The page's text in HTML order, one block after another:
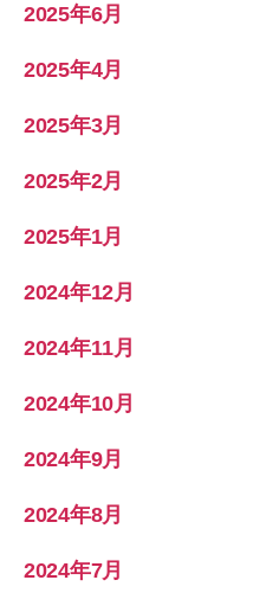
2025年6月
2025年4月
2025年3月
2025年2月
2025年1月
2024年12月
2024年11月
2024年10月
2024年9月
2024年8月
2024年7月